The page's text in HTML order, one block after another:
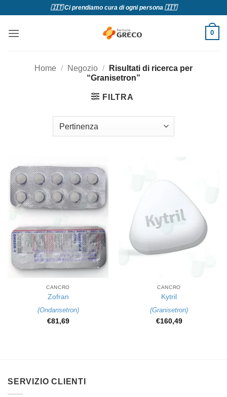
contenuti
🇮🇹 Ci prendiamo cura di ogni persona 🇮🇹
0
Home / Negozio /
Risultati di ricerca per
“Granisetron”
FILTRA
CANCRO
Zofran
(Ondansetron)
€81,69
CANCRO
Kytril
(Granisetron)
€160,49
SERVIZIO CLIENTI